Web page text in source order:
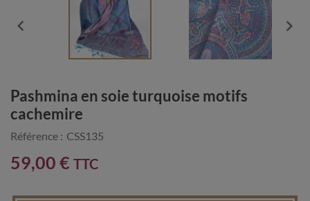
 
Pashmina en soie turquoise motifs
cachemire
Référence : CSS135
59,00 € TTC